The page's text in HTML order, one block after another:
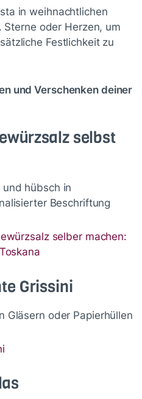
in weihnachtlichen
Sterne oder Herzen, um
Festlichkeit zu
und Verschenken deiner
selbst
hübsch in
Beschriftung
selber machen:
Grissini
Gläsern oder Papierhüllen